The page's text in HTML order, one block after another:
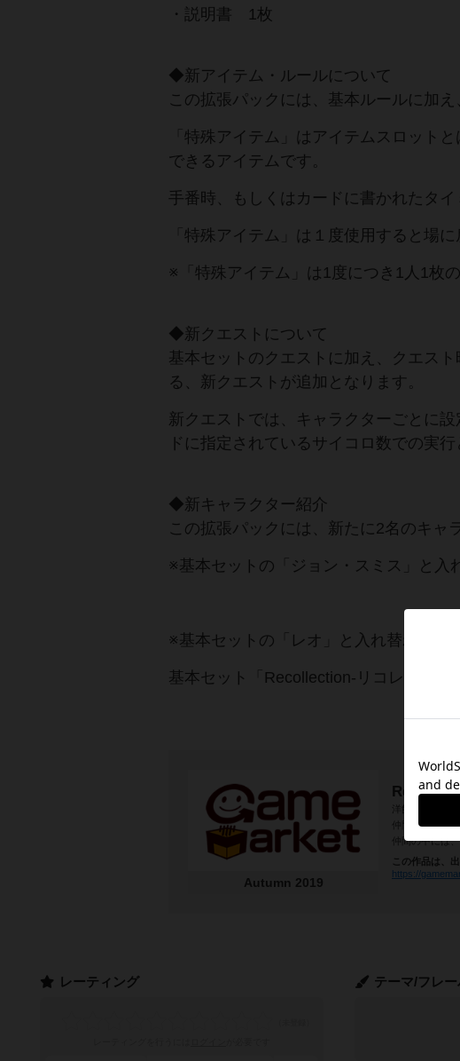
・説明書 1枚
◆新アイテム・ルールについて
この拡張パックには、基本ルールに加
「特殊アイテム」はアイテムスロット
できるアイテムです。
手番時、もしくはカードに書かれたタ
「特殊アイテム」は１度使用すると場
※「特殊アイテム」は1度につき1人1枚
◆新クエストについて
基本セットのクエストに加え、クエス
る、新クエストが追加となります。
新クエストでは、キャラクターごとに
ドに指定されているサイコロ数での実行
◆新キャラクター紹介
この拡張パックには、新たに2名のキャ
※基本セットの「ジョン・スミス」と入
※基本セットの「レオ」と入れ替わりで
基本セット「Recollection‐リコレクショ
Autumn 2019
洋館からの脱
仲間と共に洋
仲間の中には
この作品は、
https://
テーマ/フレー
レーティング